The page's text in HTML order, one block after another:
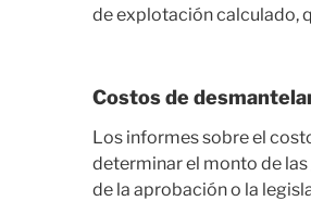
de explotación calculado,
Costos de
Los informes sobre el
determinar el monto de
de la aprobación o la